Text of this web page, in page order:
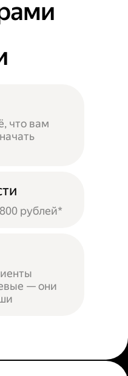
что вам
рублей*
— они